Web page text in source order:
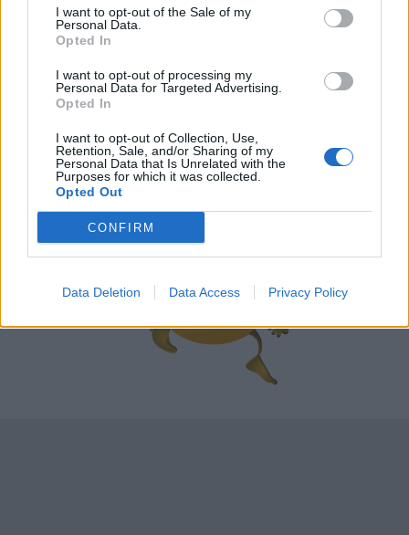
I want to opt-out of the Sale of my
Personal Data.
Opted In
I want to opt-out of processing my
Personal Data for Targeted Advertising.
Opted In
I want to opt-out of Collection, Use,
Retention, Sale, and/or Sharing of my
Personal Data that Is Unrelated with the
Purposes for which it was collected.
Opted Out
CONFIRM
Data Deletion Data Access Privacy Policy
A következő pár napra igen nagy valószínűséggel adható
megbízható előrejelzés, de a rövid távú és a közép távú
előrejelzések után a hosszú távú 60 napos időjárás előrejelzés
esetében már meglehetősen nagy a bizonytalanság.
A fent látható települések (Kaposvár) szerinti
számokon, előrejelzéseken és matematikai
valószínűségszámításon alapulnak és egyfajta irányjelzőként
szolgálhatnak a programok tervezésekor.